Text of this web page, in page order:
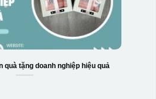
quà tặng doanh nghiệp hiệu quả